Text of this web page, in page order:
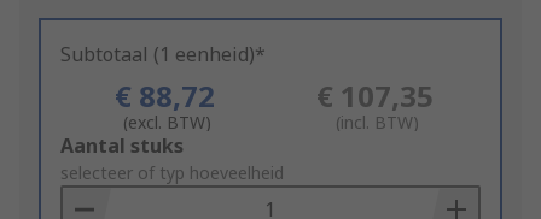
Subtotaal (1 eenheid)*
€ 88,72
(excl. BTW)
€ 107,35
(incl. BTW)
Add
to
Basket
Aantal stuks
selecteer of typ hoeveelheid